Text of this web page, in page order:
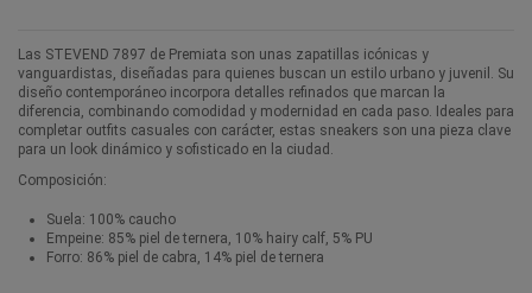
Las STEVEND 7897 de Premiata son unas zapatillas icónicas y
vanguardistas, diseñadas para quienes buscan un estilo urbano y juvenil. Su
diseño contemporáneo incorpora detalles refinados que marcan la
diferencia, combinando comodidad y modernidad en cada paso. Ideales para
completar outfits casuales con carácter, estas sneakers son una pieza clave
para un look dinámico y sofisticado en la ciudad.
Composición:
Suela: 100% caucho
Empeine: 85% piel de ternera, 10% hairy calf, 5% PU
Forro: 86% piel de cabra, 14% piel de ternera